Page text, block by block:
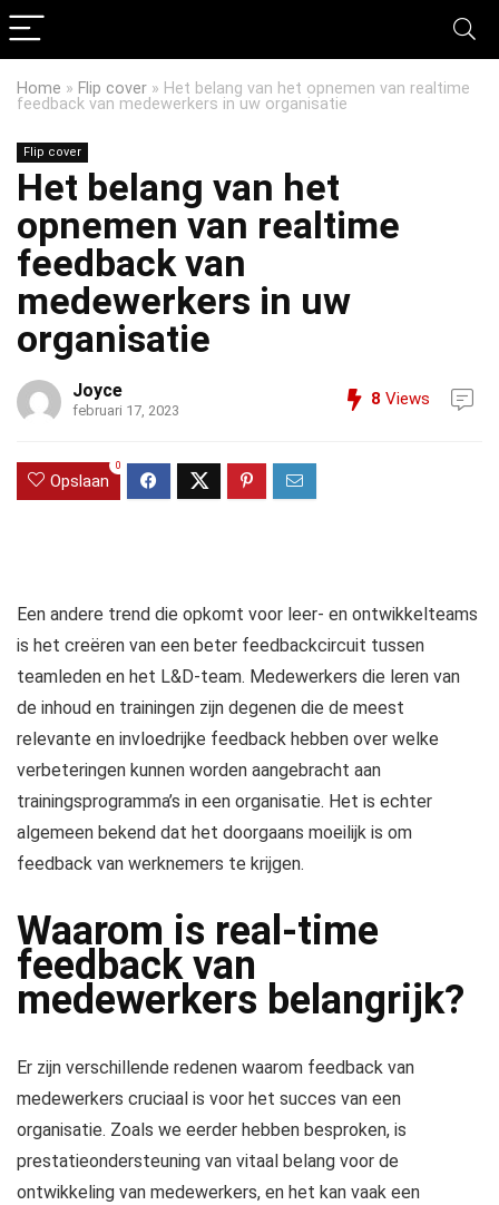
Home » Flip cover » Het belang van het opnemen van realtime
feedback van medewerkers in uw organisatie
Flip cover
Het belang van het
opnemen van realtime
feedback van
medewerkers in uw
organisatie
Joyce
februari 17, 2023
8 Views
Opslaan
0
Een andere trend die opkomt voor leer- en ontwikkelteams
is het creëren van een beter feedbackcircuit tussen
teamleden en het L&D-team. Medewerkers die leren van
de inhoud en trainingen zijn degenen die de meest
relevante en invloedrijke feedback hebben over welke
verbeteringen kunnen worden aangebracht aan
trainingsprogramma’s in een organisatie. Het is echter
algemeen bekend dat het doorgaans moeilijk is om
feedback van werknemers te krijgen.
Waarom is real-time
feedback van
medewerkers belangrijk?
Er zijn verschillende redenen waarom feedback van
medewerkers cruciaal is voor het succes van een
organisatie. Zoals we eerder hebben besproken, is
prestatieondersteuning van vitaal belang voor de
ontwikkeling van medewerkers, en het kan vaak een